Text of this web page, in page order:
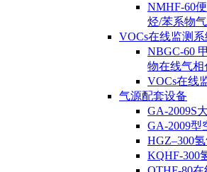
NMHF-60
烃/苯系物
VOCs在线监测系
NBGC-60
物在线气相
VOCs在线
气源配套设备
GA-2009S
GA-2009型
HGZ–300
KQHF-300